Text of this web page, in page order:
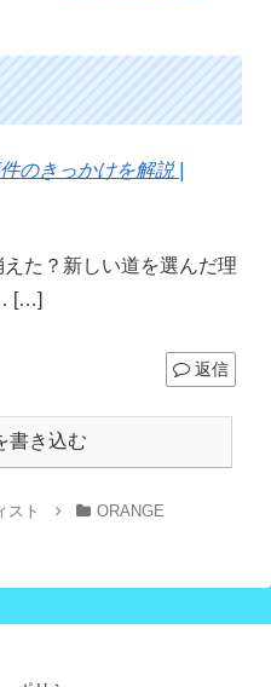
のきっかけを解説 |
た？新しい道を選んだ理
[…]
返信
書き込む
スト
ORANGE